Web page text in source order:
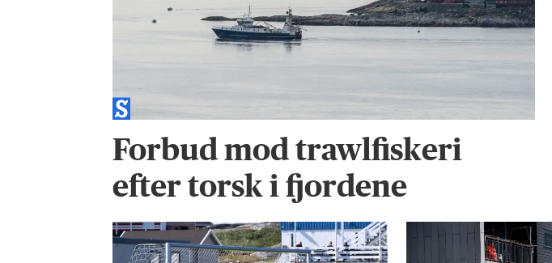
Forbud mod trawlfiskeri
efter torsk i fjordene